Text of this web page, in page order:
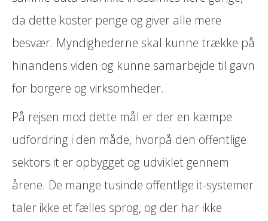
da dette koster penge og giver alle mere
besvær. Myndighederne skal kunne trække på
hinandens viden og kunne samarbejde til gavn
for borgere og virksomheder.
På rejsen mod dette mål er der en kæmpe
udfordring i den måde, hvorpå den offentlige
sektors it er opbygget og udviklet gennem
årene. De mange tusinde offentlige it-systemer
taler ikke et fælles sprog, og der har ikke